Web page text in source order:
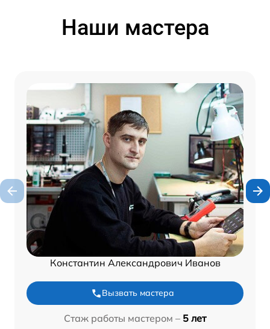
Наши мастера
Константин Александрович Иванов
Вызвать мастера
Стаж работы мастером – 5 лет